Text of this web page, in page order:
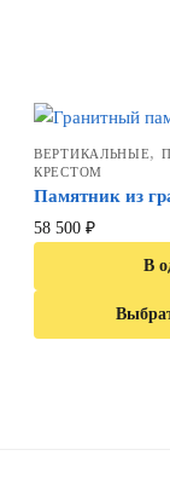
ВЕРТИКАЛЬНЫЕ,
КРЕСТОМ
Памятник из
58 500 ₽
В